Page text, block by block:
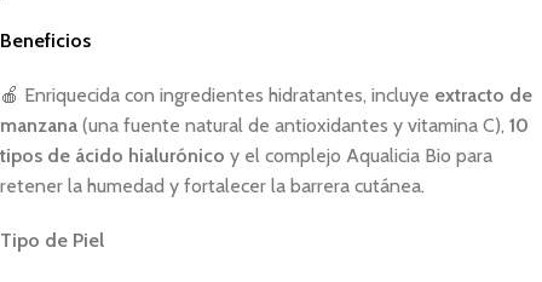
Beneficios
🍎 Enriquecida con ingredientes hidratantes, incluye extracto de
manzana (una fuente natural de antioxidantes y vitamina C), 10
tipos de ácido hialurónico y el complejo Aqualicia Bio para
retener la humedad y fortalecer la barrera cutánea.
Tipo de Piel